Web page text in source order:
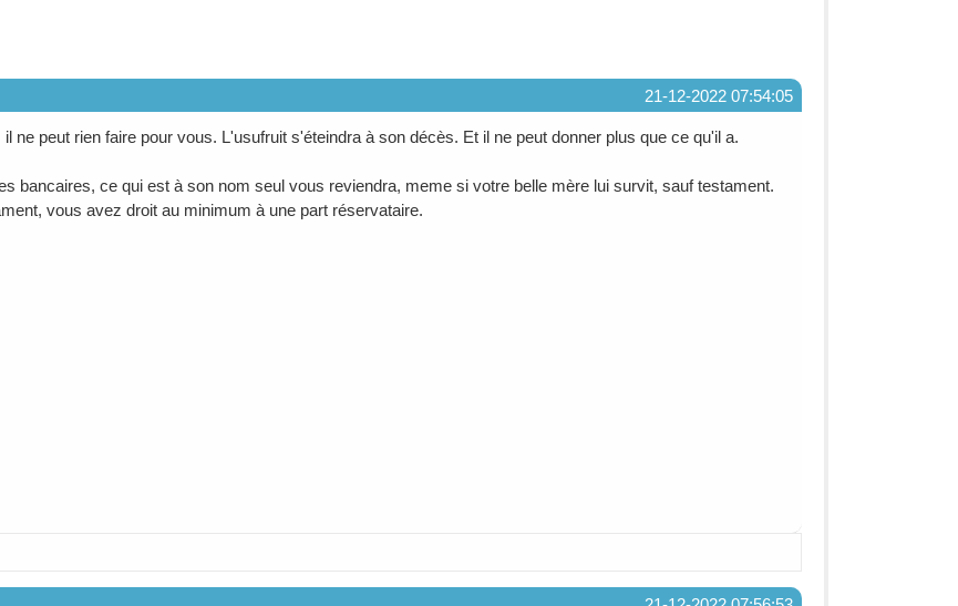
21-12-2022 07:54:05
ne peut rien faire pour vous. L'usufruit s'éteindra à son décès. Et il ne peut donner plus que ce qu'il a.
bancaires, ce qui est à son nom seul vous reviendra, meme si votre belle mère lui survit, sauf testament.
vous avez droit au minimum à une part réservataire.